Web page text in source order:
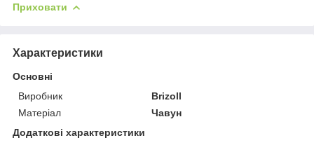
Приховати
Характеристики
Основні
Виробник
Brizoll
Матеріал
Чавун
Додаткові характеристики